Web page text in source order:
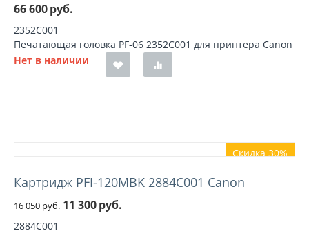
66 600руб.
2352C001
Печатающая головка PF-06 2352C001 для принтера Canon
Нет в наличии
Скидка 30%
Картридж PFI-120MBK 2884C001 Canon
16 050руб. 11 300руб.
2884C001